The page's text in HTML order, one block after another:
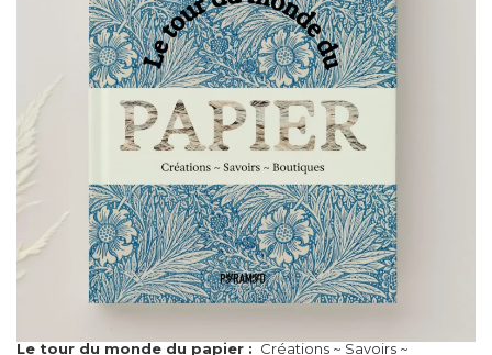
Le tour du monde du papier : Créations ~ Savoirs ~